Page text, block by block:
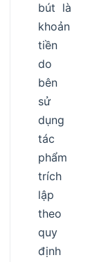
bút là
khoản
tiền
do
bên
sử
dụng
tác
phẩm
trích
lập
theo
quy
định